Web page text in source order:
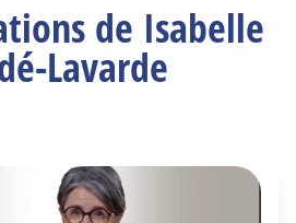
de Isabelle
Lavarde